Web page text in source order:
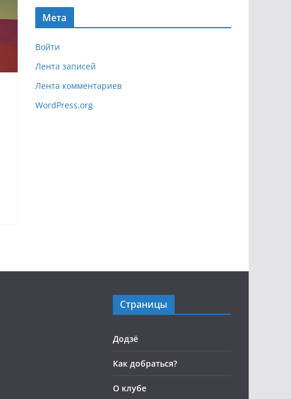
я
х
Мета
Войти
Лента записей
Лента комментариев
WordPress.org
Страницы
Додзё
Как добраться?
О клубе